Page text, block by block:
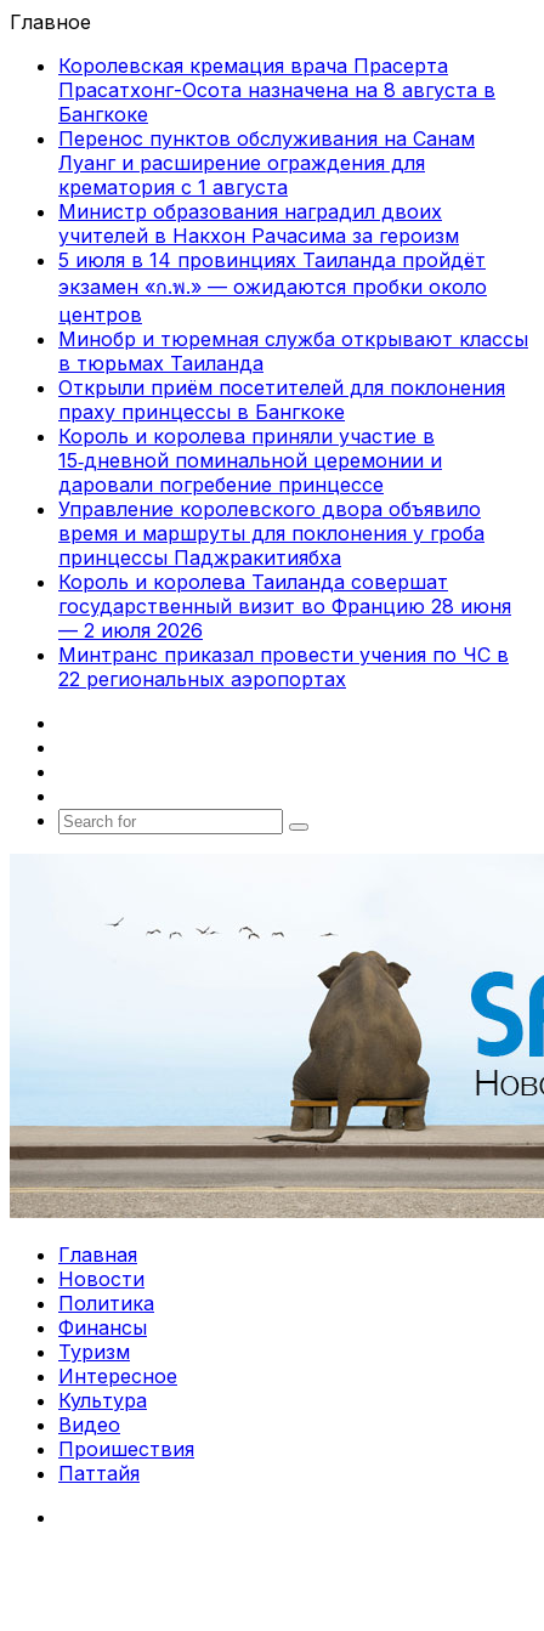
Главное
Королевская кремация врача Прасерта
Прасатхонг-Осота назначена на 8 августа в
Бангкоке
Перенос пунктов обслуживания на Санам
Луанг и расширение ограждения для
крематория с 1 августа
Министр образования наградил двоих
учителей в Накхон Рачасима за героизм
5 июля в 14 провинциях Таиланда пройдёт
экзамен «ก.พ.» — ожидаются пробки около
центров
Минобр и тюремная служба открывают классы
в тюрьмах Таиланда
Открыли приём посетителей для поклонения
праху принцессы в Бангкоке
Король и королева приняли участие в
15‑дневной поминальной церемонии и
даровали погребение принцессе
Управление королевского двора объявило
время и маршруты для поклонения у гроба
принцессы Паджракитиябха
Король и королева Таиланда совершат
государственный визит во Францию 28 июня
— 2 июля 2026
Минтранс приказал провести учения по ЧС в
22 региональных аэропортах
Search
Главная
Новости
Политика
Финансы
Туризм
Интересное
Культура
Видео
Проишествия
Паттайя